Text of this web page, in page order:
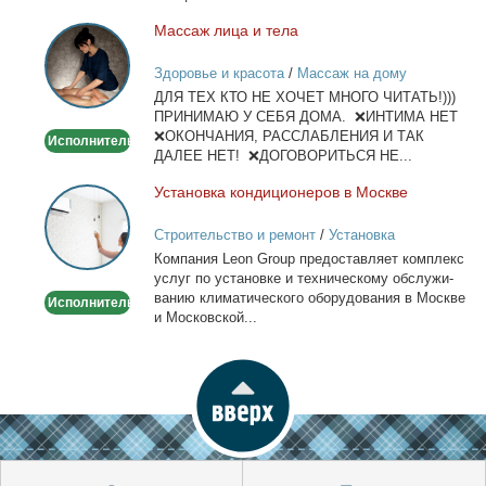
Массаж
лица
и
тела
Исполнитель
Мас­саж ли­ца и те­ла
Здоровье и красота/ Массаж на дому
ДЛЯ ТЕХ КТО НЕ ХОЧЕТ МНОГО ЧИТАТЬ!)))
ПРИНИМАЮ У СЕБЯ ДОМА. ❌ИНТИМА НЕТ
❌ОКОНЧАНИЯ, РАССЛАБЛЕНИЯ И ТАК
ДАЛЕЕ НЕТ! ❌ДОГОВОРИТЬСЯ НЕ...
Установка
кондиционеров
в
Москве
Исполнитель
Уста­нов­ка кон­ди­ци­о­не­ров в Москве
Строительство и ремонт/ Установка
кондиционеров
Ком­па­ния Leon Group предо­став­ля­ет ком­плекс
услуг по уста­нов­ке и тех­ни­че­ско­му об­слу­жи­
ва­нию кли­ма­ти­че­ско­го обо­ру­до­ва­ния в Москве
и Мос­ков­ской...